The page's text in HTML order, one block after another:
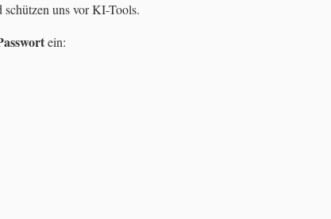
schützen uns vor KI-Tools.
ein: